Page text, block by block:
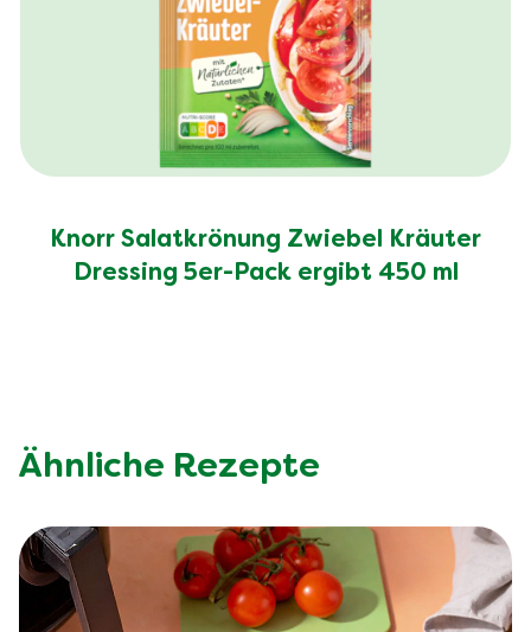
Knorr Salatkrönung Zwiebel Kräuter
Dressing 5er-Pack ergibt 450 ml
Ähnliche Rezepte